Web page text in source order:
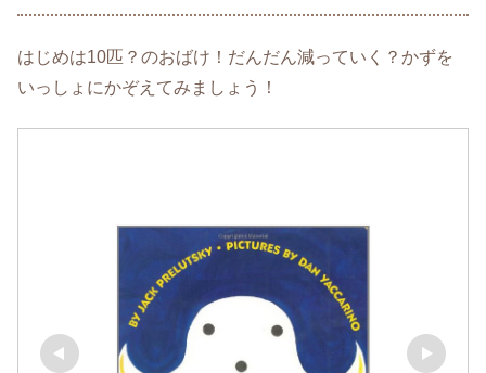
はじめは10匹？のおばけ！だんだん減っていく？かずを
いっしょにかぞえてみましょう！